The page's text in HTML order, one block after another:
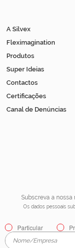
A Silvex
Fleximagination
Produtos
Super Ideias
Contactos
Certificações
Canal de Denúncias
Subscreva a
Os dados pessoais
Particular